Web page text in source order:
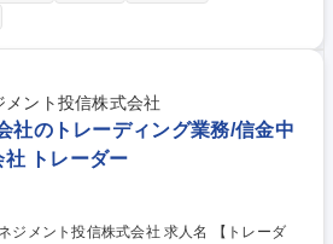
ンです。 北海道から九州まで全
大学訪問や会社説明会、学生フォロー、人
す。1～2月の繁忙期は月の半分程度、閑散期
主体性とフットワークの軽さを活かして採
採用部門のリーダーとして事業成長に伴う新
していただくことを期待しています。組織成
ョンです。 募集職種 【浅草橋/新
場企業/福利厚生充実◎/年休127日
メント投信株式会社
社のトレーディング業務/信金中
トレーダー
信株式会社 求人名 【トレーダ